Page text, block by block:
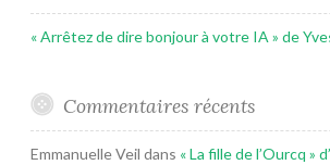
« Arrêtez de dire bonjour à votre IA » de
Commentaires récents
Emmanuelle Veil dans « La fille de l’Ourcq »